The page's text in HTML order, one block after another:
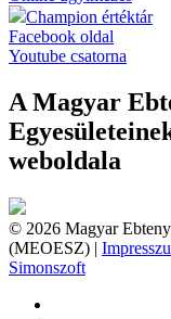
Champion értéktár
Facebook oldal
Youtube csatorna
A Magyar
weboldala
© 2026 Magyar
(MEOESZ) |
Simonszoft